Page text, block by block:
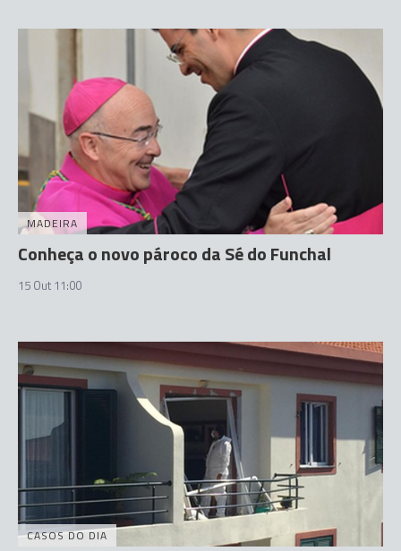
MADEIRA
Conheça o novo pároco da Sé do Funchal
15 Out 11:00
CASOS DO DIA